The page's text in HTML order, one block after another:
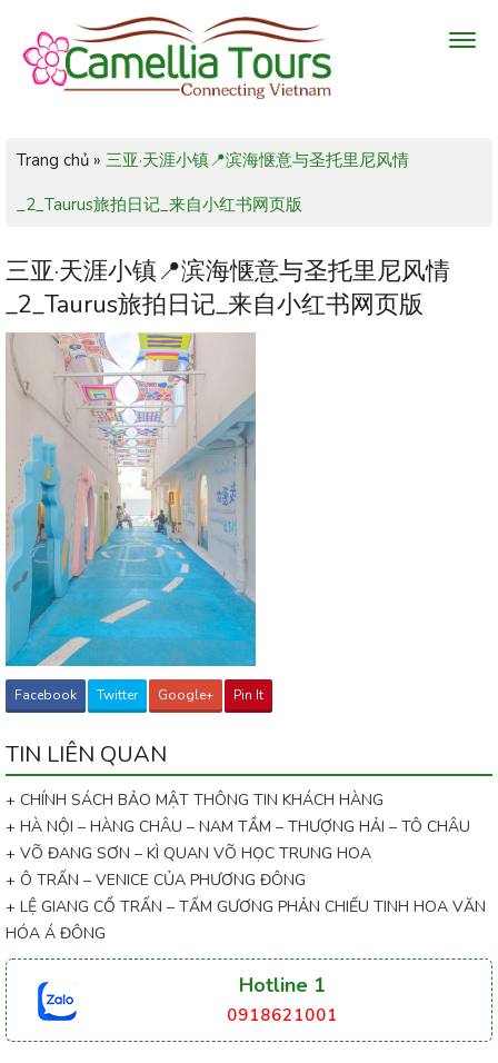
Trang chủ » 三亚·天涯小镇📍滨海惬意与圣托里尼风情
_2_Taurus旅拍日记_来自小红书网页版
三亚·天涯小镇📍滨海惬意与圣托里尼风情
_2_Taurus旅拍日记_来自小红书网页版
Facebook Twitter Google+ Pin It
TIN LIÊN QUAN
+ CHÍNH SÁCH BẢO MẬT THÔNG TIN KHÁCH HÀNG
+ HÀ NỘI – HÀNG CHÂU – NAM TẦM – THƯỢNG HẢI – TÔ CHÂU
+ VÕ ĐANG SƠN – KÌ QUAN VÕ HỌC TRUNG HOA
+ Ô TRẤN – VENICE CỦA PHƯƠNG ĐÔNG
+ LỆ GIANG CỔ TRẤN – TẤM GƯƠNG PHẢN CHIẾU TINH HOA VĂN
HÓA Á ĐÔNG
Hotline 1
0918621001